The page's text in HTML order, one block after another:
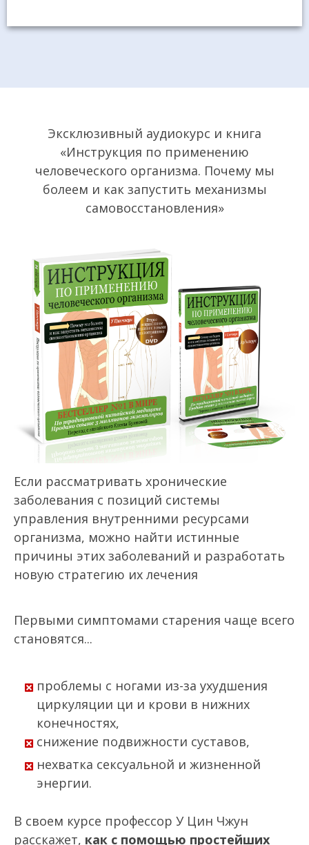
Эксклюзивный аудиокурс и книга
«Инструкция по применению
человеческого организма. Почему мы
болеем и как запустить механизмы
самовосстановления»
Если рассматривать хронические
заболевания с позиций системы
управления внутренними ресурсами
организма, можно найти истинные
причины этих заболеваний и разработать
новую стратегию их лечения
Первыми симптомами старения чаще всего
становятся...
проблемы с ногами из-за ухудшения
циркуляции ци и крови в нижних
конечностях,
снижение подвижности суставов,
нехватка сексуальной и жизненной
энергии.
В своем курсе профессор У Цин Чжун
расскажет, как с помощью простейших